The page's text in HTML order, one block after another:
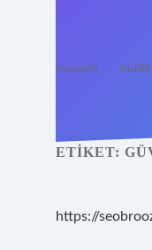
Anasayfa Gizlilik
ETIKET:
https://